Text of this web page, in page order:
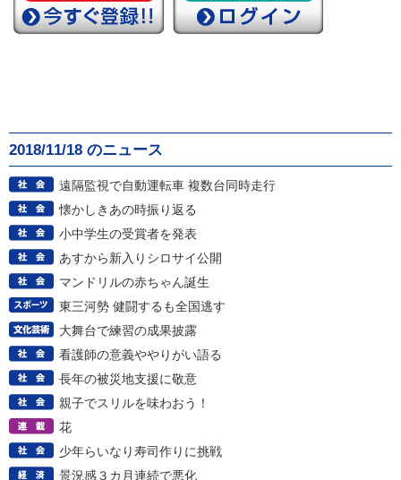
2018/11/18 のニュース
遠隔監視で自動運転車 複数台同時走行
懐かしきあの時振り返る
小中学生の受賞者を発表
あすから新入りシロサイ公開
マンドリルの赤ちゃん誕生
東三河勢 健闘するも全国逃す
大舞台で練習の成果披露
看護師の意義ややりがい語る
長年の被災地支援に敬意
親子でスリルを味わおう！
花
少年らいなり寿司作りに挑戦
景況感３カ月連続で悪化